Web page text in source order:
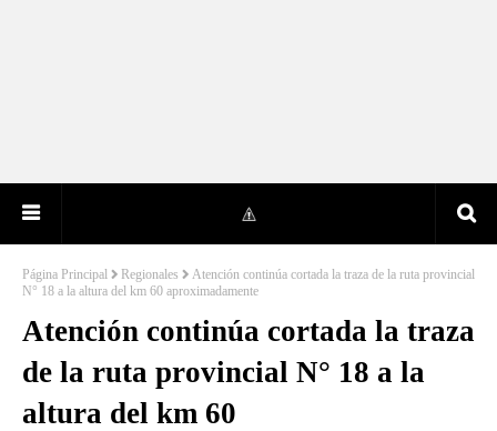
Página Principal Regionales
Atención continúa cortada la traza de la ruta provincial
N° 18 a la altura del km 60 aproximadamente
Atención continúa cortada la traza
de la ruta provincial N° 18 a la
altura del km 60